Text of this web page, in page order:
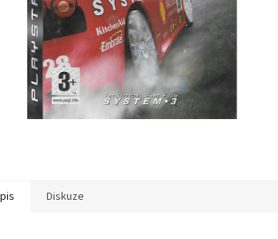
Diskuze